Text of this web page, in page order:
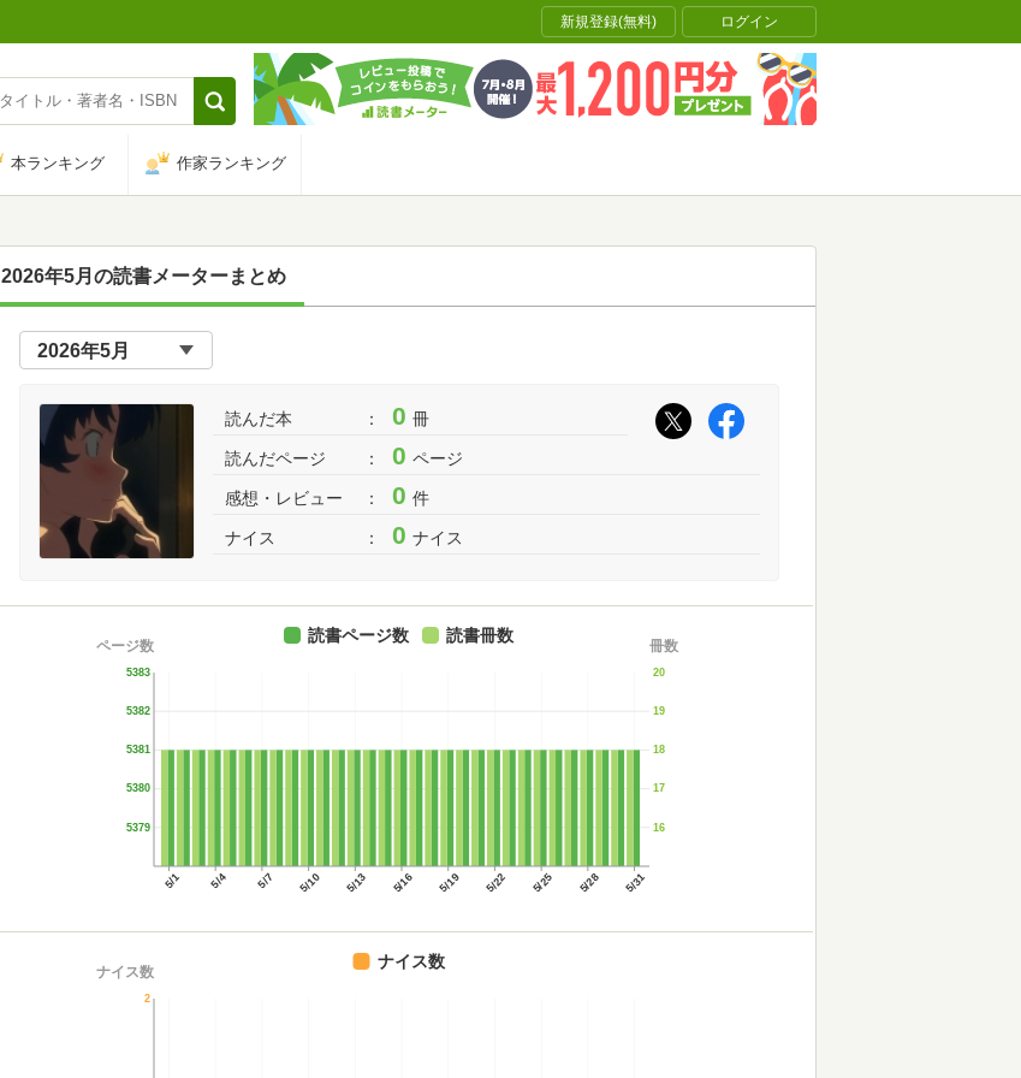
新規登録(無料) ログイン
本ランキング 作家ランキング
2026年5月の読書メーターまとめ
読んだ本 0 冊
読んだページ 0 ページ
感想・レビュー 0 件
ナイス 0 ナイス
5/1 5/4 5/7 5/10 5/13 5/16 5/19 5/22 5/25 5/28 5/31
5379
5380
5381
5382
5383
ページ数
16
17
18
19
20
冊数
読書ページ数 読書冊数
2
ナイス数
ナイス数